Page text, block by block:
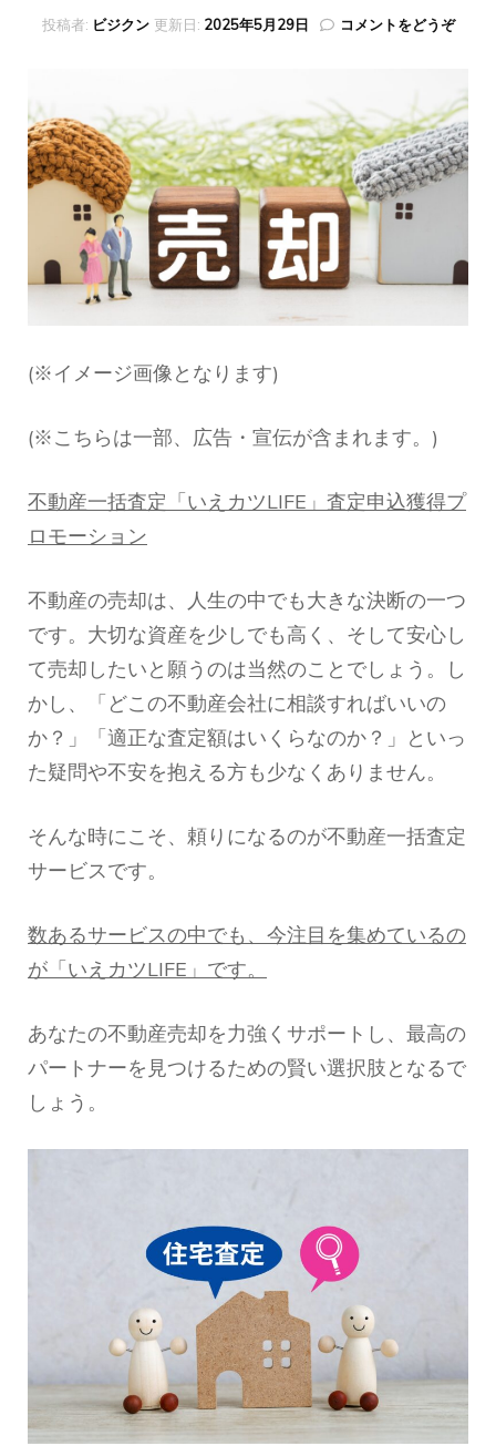
投稿者: ビジクン 更新日: 2025年5月29日 コメントをどうぞ(不
括
査
定
「い
LIFE」
と
良
い)
(※イメージ画像となります)
(※こちらは一部、広告・宣伝が含まれます。)
不動産一括査定「いえカツLIFE」査定申込獲得プ
ロモーション
不動産の売却は、人生の中でも大きな決断の一つ
です。大切な資産を少しでも高く、そして安心し
て売却したいと願うのは当然のことでしょう。し
かし、「どこの不動産会社に相談すればいいの
か？」「適正な査定額はいくらなのか？」といっ
た疑問や不安を抱える方も少なくありません。
そんな時にこそ、頼りになるのが不動産一括査定
サービスです。
数あるサービスの中でも、今注目を集めているの
が「いえカツLIFE」です。
あなたの不動産売却を力強くサポートし、最高の
パートナーを見つけるための賢い選択肢となるで
しょう。